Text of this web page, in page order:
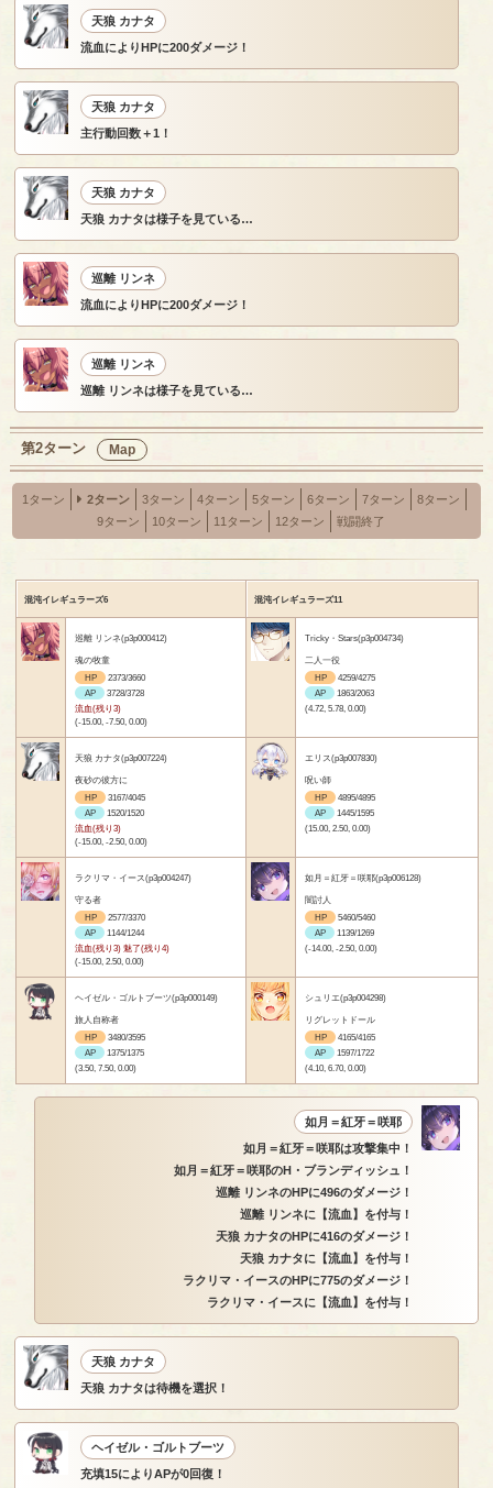
天狼 カナタ
流血によりHPに200ダメージ！
天狼 カナタ
主行動回数＋1！
天狼 カナタ
天狼 カナタは様子を見ている…
巡離 リンネ
流血によりHPに200ダメージ！
巡離 リンネ
巡離 リンネは様子を見ている…
第2ターン Map
1ターン 2ターン 3ターン 4ターン 5ターン 6ターン 7ターン
8ターン
9ターン
10ターン 11ターン 12ターン 戦闘終了
混沌イレギュラーズ6 混沌イレギュラーズ11
巡離 リンネ(p3p000412)
魂の牧童
HP
2373/3660
AP
3728/3728
流血(残り3)
(-15.00, -7.50, 0.00)
Tricky・Stars(p3p004734)
二人一役
HP
4259/4275
AP
1863/2063
(4.72, 5.78, 0.00)
天狼 カナタ(p3p007224)
夜砂の彼方に
HP
3167/4045
AP
1520/1520
流血(残り3)
(-15.00, -2.50, 0.00)
エリス(p3p007830)
呪い師
HP
4895/4895
AP
1445/1595
(15.00, 2.50, 0.00)
ラクリマ・イース(p3p004247)
守る者
HP
2577/3370
AP
1144/1244
流血(残り3) 魅了(残り4)
(-15.00, 2.50, 0.00)
如月＝紅牙＝咲耶(p3p006128)
闇討人
HP
5460/5460
AP
1139/1269
(-14.00, -2.50, 0.00)
ヘイゼル・ゴルトブーツ(p3p000149)
旅人自称者
HP
3480/3595
AP
1375/1375
(3.50, 7.50, 0.00)
シュリエ(p3p004298)
リグレットドール
HP
4165/4165
AP
1597/1722
(4.10, 6.70, 0.00)
如月＝紅牙＝咲耶
如月＝紅牙＝咲耶は攻撃集中！
如月＝紅牙＝咲耶のH・ブランディッシュ！
巡離 リンネのHPに496のダメージ！
巡離 リンネに【流血】を付与！
天狼 カナタのHPに416のダメージ！
天狼 カナタに【流血】を付与！
ラクリマ・イースのHPに775のダメージ！
ラクリマ・イースに【流血】を付与！
天狼 カナタ
天狼 カナタは待機を選択！
ヘイゼル・ゴルトブーツ
充填15によりAPが0回復！